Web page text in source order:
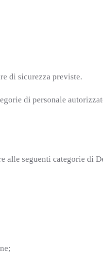
di sicurezza previste.
di personale
alle seguenti categorie di